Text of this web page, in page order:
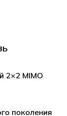
2×2 MIMO
поколения